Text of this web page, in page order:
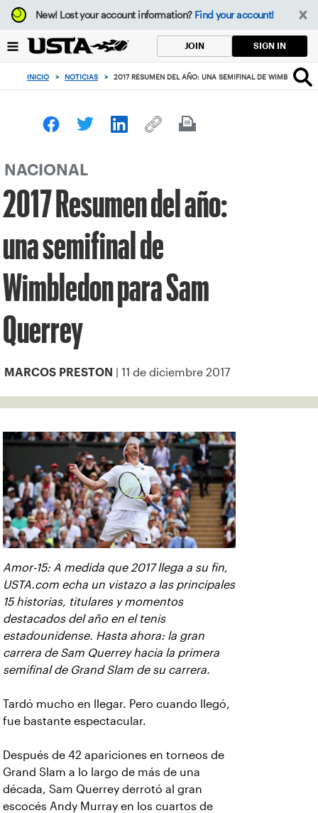
Enfoque
desde
botón
volver
principio
New!Lost your account information? Find your account!
JOIN SIGN IN
INICIO > NOTICIAS > 2017 RESUMEN DEL AÑO: UNA SEMIFINAL DE WIMBLEDON
NACIONAL
2017 Resumen del año:
una semifinal de
Wimbledon para Sam
Querrey
MARCOS PRESTON | 11 de diciembre 2017
Amor-15: A medida que 2017 llega a su fin,
USTA.com echa un vistazo a las principales
15 historias, titulares y momentos
destacados del año en el tenis
estadounidense. Hasta ahora: la gran
carrera de Sam Querrey hacia la primera
semifinal de Grand Slam de su carrera.
Tardó mucho en llegar. Pero cuando llegó,
fue bastante espectacular.
Después de 42 apariciones en torneos de
Grand Slam a lo largo de más de una
década, Sam Querrey derrotó al gran
escocés Andy Murray en los cuartos de